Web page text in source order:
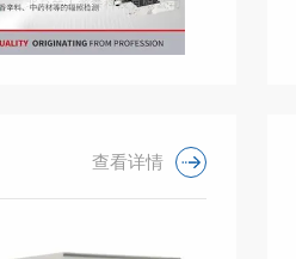
查看详情